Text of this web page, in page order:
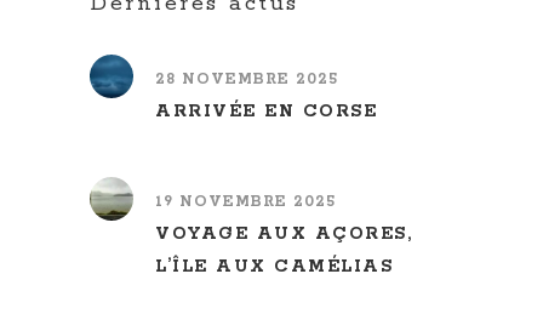
28 NOVEMBRE 2025
ARRIVÉE EN CORSE
19 NOVEMBRE 2025
VOYAGE AUX AÇORES,
L’ÎLE AUX CAMÉLIAS